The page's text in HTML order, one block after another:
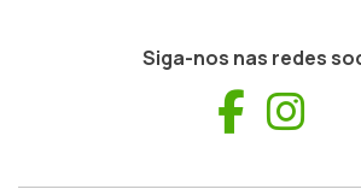
Siga-nos nas redes